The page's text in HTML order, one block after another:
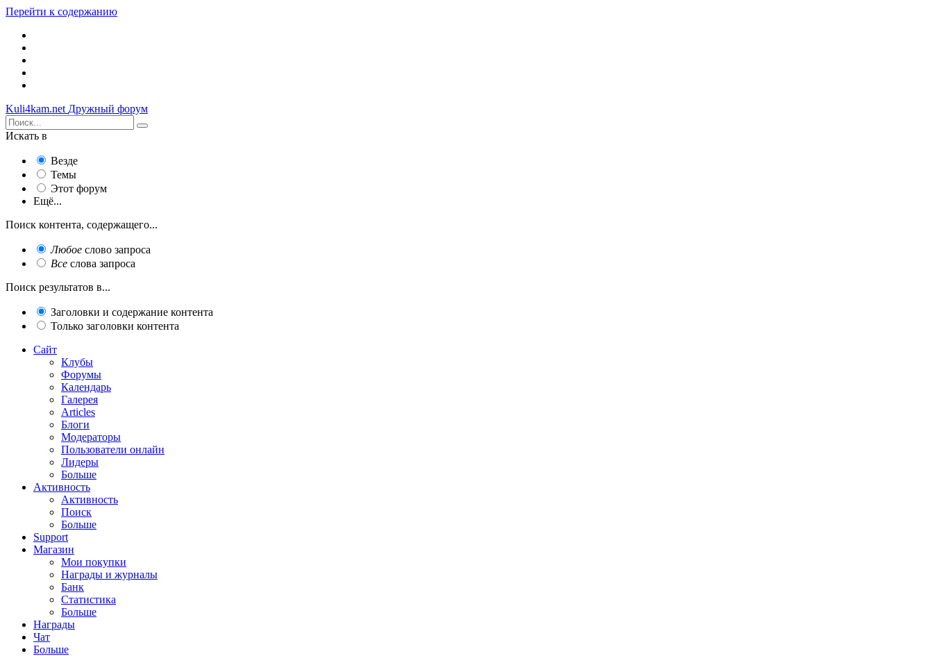
Перейти к содержанию
Kuli4kam.net Дружный форум
Искать в
Везде
Темы
Этот форум
Ещё...
Поиск контента, содержащего...
Любое слово запроса
Все слова запроса
Поиск результатов в...
Заголовки и содержание контента
Только заголовки контента
Сайт
Клубы
Форумы
Календарь
Галерея
Articles
Блоги
Модераторы
Пользователи онлайн
Лидеры
Больше
Активность
Активность
Поиск
Больше
Support
Магазин
Мои покупки
Награды и журналы
Банк
Статистика
Больше
Награды
Чат
Больше